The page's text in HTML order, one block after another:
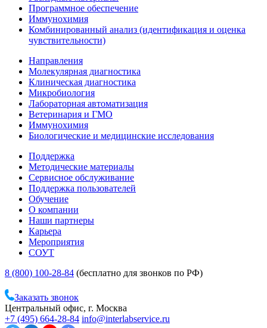
Программное обеспечение
Иммунохимия
Комбинированный анализ (идентификация и оценка
чувствительности)
Направления
Молекулярная диагностика
Клиническая диагностика
Микробиология
Лабораторная автоматизация
Ветеринария и ГМО
Иммунохимия
Биологические и медицинские исследования
Поддержка
Методические материалы
Сервисное обслуживание
Поддержка пользователей
Обучение
О компании
Наши партнеры
Карьера
Мероприятия
СОУТ
8 (800) 100-28-84 (бесплатно для звонков по РФ)
Заказать звонок
Центральный офис, г. Москва
+7 (495) 664-28-84 info@interlabservice.ru